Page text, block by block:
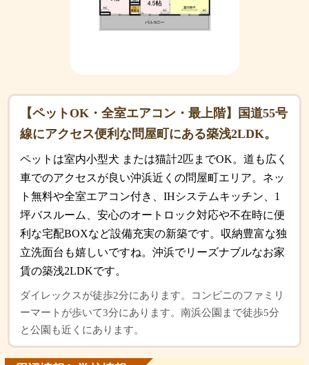
【ペットOK・全室エアコン・最上階】国道55号
線にアクセス便利な問屋町にある築浅2LDK。
ペットは室内小型犬 または猫計2匹までOK。道も広く
車でのアクセスが良い沖浜近くの問屋町エリア。ネッ
ト無料や全室エアコン付き、IHシステムキッチン、1
坪バスルーム、安心のオートロック対応や不在時に便
利な宅配BOXなど設備充実の新築です。収納豊富な独
立洗面台も嬉しいですね。沖浜でリーズナブルなお家
賃の築浅2LDKです。
ダイレックスが徒歩2分にあります。コンビニのファミリ
ーマートが歩いて3分にあります。南浜公園まで徒歩5分
と公園も近くにあります。